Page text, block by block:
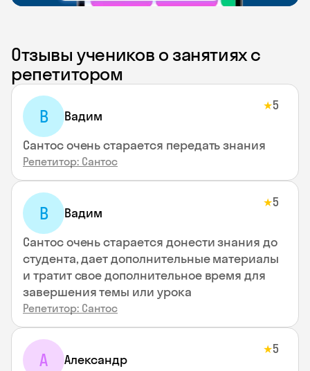
Отзывы учеников о занятиях с
репетитором
В Вадим
★5
Сантос очень старается передать знания
Репетитор: Сантос
В Вадим
★5
Сантос очень старается донести знания до
студента, дает дополнительные материалы
и тратит свое дополнительное время для
завершения темы или урока
Репетитор: Сантос
А Александр
★5